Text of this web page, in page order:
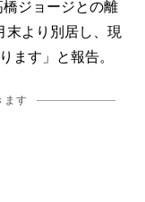
ジョージとの離
末より別居し、現
ます」と報告。
ます